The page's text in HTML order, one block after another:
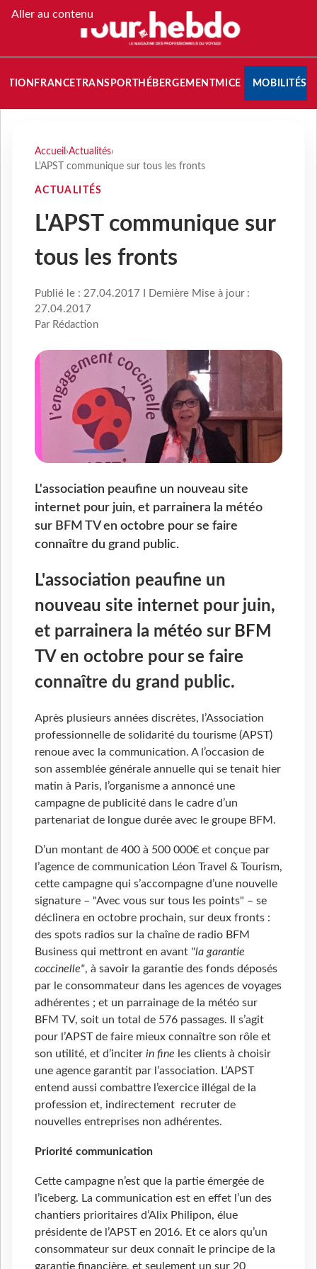
Aller au contenu
FRANCETRANSPORT HÉBERGEMENTMICE MOBILITÉS
Accueil ›Actualités›
L'APST communique sur tous les fronts
ACTUALITÉS
L'APST communique sur
tous les fronts
Publié le : 27.04.2017 I Dernière Mise à jour :
27.04.2017
Par Rédaction
L'association peaufine un nouveau site
internet pour juin, et parrainera la météo
sur BFM TV en octobre pour se faire
connaître du grand public.
L'association peaufine un
nouveau site internet pour juin,
et parrainera la météo sur BFM
TV en octobre pour se faire
connaître du grand public.
Après plusieurs années discrètes, l’Association
professionnelle de solidarité du tourisme (APST)
renoue avec la communication. A l’occasion de
son assemblée générale annuelle qui se tenait hier
matin à Paris, l’organisme a annoncé une
campagne de publicité dans le cadre d’un
partenariat de longue durée avec le groupe BFM.
D’un montant de 400 à 500 000€ et conçue par
l’agence de communication Léon Travel & Tourism,
cette campagne qui s’accompagne d’une nouvelle
signature – "Avec vous sur tous les points" – se
déclinera en octobre prochain, sur deux fronts :
des spots radios sur la chaîne de radio BFM
Business qui mettront en avant "la garantie
coccinelle", à savoir la garantie des fonds déposés
par le consommateur dans les agences de voyages
adhérentes ; et un parrainage de la météo sur
BFM TV, soit un total de 576 passages. Il s’agit
pour l’APST de faire mieux connaître son rôle et
son utilité, et d’inciter in fine les clients à choisir
une agence garantit par l’association. L’APST
entend aussi combattre l’exercice illégal de la
profession et, indirectement recruter de
nouvelles entreprises non adhérentes.
Priorité communication
Cette campagne n’est que la partie émergée de
l’iceberg. La communication est en effet l’un des
chantiers prioritaires d’Alix Philipon, élue
présidente de l’APST en 2016. Et ce alors qu’un
consommateur sur deux connaît le principe de la
garantie financière, et seulement un sur 20